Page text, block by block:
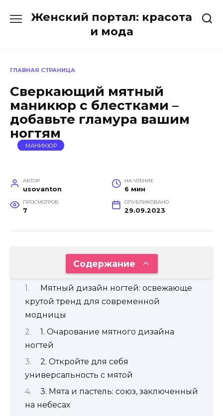
Женский портал: красота
и мода
ГЛАВНАЯ СТРАНИЦА
Сверкающий мятный
маникюр с блестками –
добавьте гламура вашим
ногтям
МАНИКЮР
АВТОР
usovanton
НА ЧТЕНИЕ
6 мин
ПРОСМОТРОВ
7
ОПУБЛИКОВАНО
29.09.2023
Содержание
Мятный дизайн ногтей: освежающе
крутой тренд для современной
модницы
1. Очарование мятного дизайна
ногтей
2. Откройте для себя
универсальность с мятой
3. Мята и пастель: союз, заключенный
на небесах